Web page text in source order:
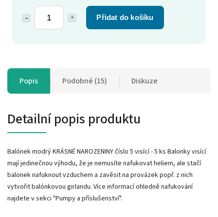
Přidat do košíku
Popis Podobné (15) Diskuze
Detailní popis produktu
Balónek modrý KRÁSNÉ NAROZENINY číslo 5 visící - 5 ks Balonky visící
mají jedinečnou výhodu, že je nemusíte nafukovat heliem, ale stačí
balonek nafuknout vzduchem a zavěsit na provázek popř. z nich
vytvořit balónkovou girlandu. Více informací ohledně nafukování
najdete v sekci "Pumpy a příslušenství".